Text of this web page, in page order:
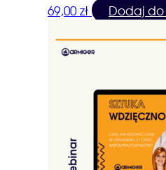
69,00 zł Dodaj do